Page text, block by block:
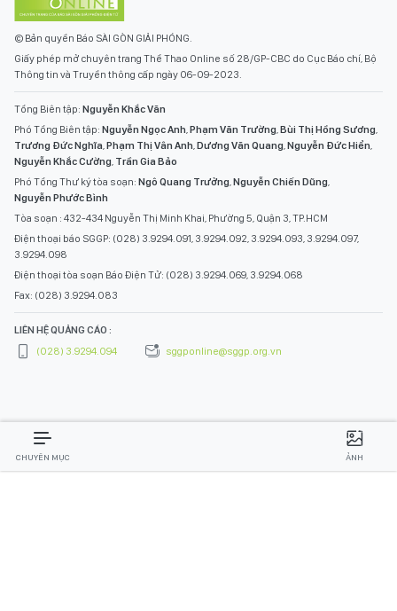
© Bản quyền Báo SÀI GÒN GIẢI PHÓNG.
Giấy phép mở chuyên trang Thể Thao Online số 28/GP-CBC do Cục Báo chí, Bộ
Thông tin và Truyền thông cấp ngày 06-09-2023.
Tổng Biên tập: Nguyễn Khắc Văn
Phó Tổng Biên tập: Nguyễn Ngọc Anh,Phạm Văn Trường,Bùi Thị Hồng Sương,
Trương Đức Nghĩa,Phạm Thị Vân Anh,Dương Văn Quang,Nguyễn Đức Hiển,
Nguyễn Khắc Cường, Trần Gia Bảo
Phó Tổng Thư ký tòa soạn: Ngô Quang Trưởng,Nguyễn Chiến Dũng,
Nguyễn Phước Bình
Tòa soạn : 432-434 Nguyễn Thị Minh Khai, Phường 5, Quận 3, TP.HCM
Điện thoại báo SGGP: (028) 3.9294.091, 3.9294.092, 3.9294.093, 3.9294.097,
3.9294.098
Điện thoại tòa soạn Báo Điện Tử: (028) 3.9294.069, 3.9294.068
Fax: (028) 3.9294.083
LIÊN HỆ QUẢNG CÁO :
(028) 3.9294.094
sggponline@sggp.org.vn
CHUYÊN MỤC ẢNH